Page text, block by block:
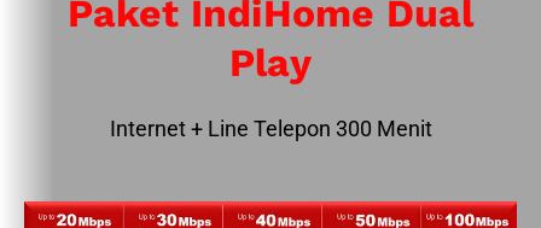
Paket IndiHome Dual
Play
Internet + Line Telepon 300 Menit